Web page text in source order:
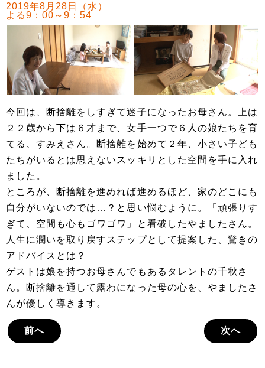
2019年8月28日（水）
よる9：00～9：54
今回は、断捨離をしすぎて迷子になったお母さん。上は
２２歳から下は６才まで、女手一つで６人の娘たちを育
てる、すみえさん。断捨離を始めて２年、小さい子ども
たちがいるとは思えないスッキリとした空間を手に入れ
ました。
ところが、断捨離を進めれば進めるほど、家のどこにも
自分がいないのでは…？と思い悩むように。「頑張りす
ぎて、空間も心もゴワゴワ」と看破したやましたさん。
人生に潤いを取り戻すステップとして提案した、驚きの
アドバイスとは？
ゲストは娘を持つお母さんでもあるタレントの千秋さ
ん。断捨離を通して露わになった母の心を、やましたさ
んが優しく導きます。
前へ 次へ